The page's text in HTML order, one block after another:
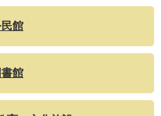
館
書館